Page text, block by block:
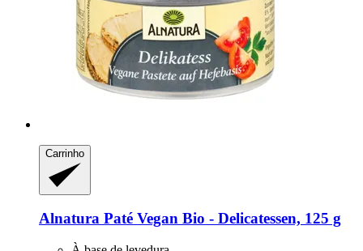
Carrinho
Alnatura Paté Vegan Bio -​ Delicatessen, 125 g